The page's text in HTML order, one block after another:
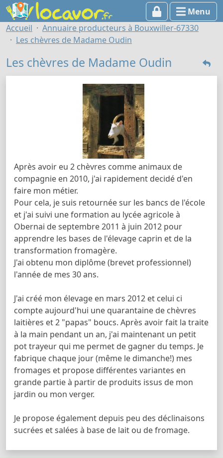
Menu
Accueil
Annuaire producteurs à Bouxwiller-67330
Les chèvres de Madame Oudin
Les chèvres de Madame Oudin
Après avoir eu 2 chèvres comme animaux de
compagnie en 2010, j'ai rapidement decidé d'en
faire mon métier.
Pour cela, je suis retournée sur les bancs de l'école
et j'ai suivi une formation au lycée agricole à
Obernai de septembre 2011 à juin 2012 pour
apprendre les bases de l'élevage caprin et de la
transformation fromagère.
J'ai obtenu mon diplôme (brevet professionnel)
l'année de mes 30 ans.
J'ai créé mon élevage en mars 2012 et celui ci
compte aujourd'hui une quarantaine de chèvres
laitières et 2 "papas" boucs. Après avoir fait la traite
à la main pendant un an, j'ai maintenant un petit
pot trayeur qui me permet de gagner du temps. Je
fabrique chaque jour (même le dimanche!) mes
fromages et propose différentes variantes en
grande partie à partir de produits issus de mon
jardin ou mon verger.
Je propose également depuis peu des déclinaisons
sucrées et salées à base de lait ou de fromage.